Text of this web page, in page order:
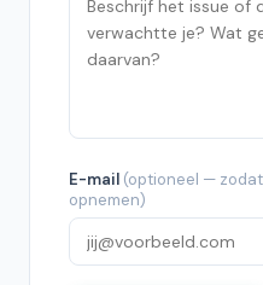
E-mail (optioneel —
opnemen)